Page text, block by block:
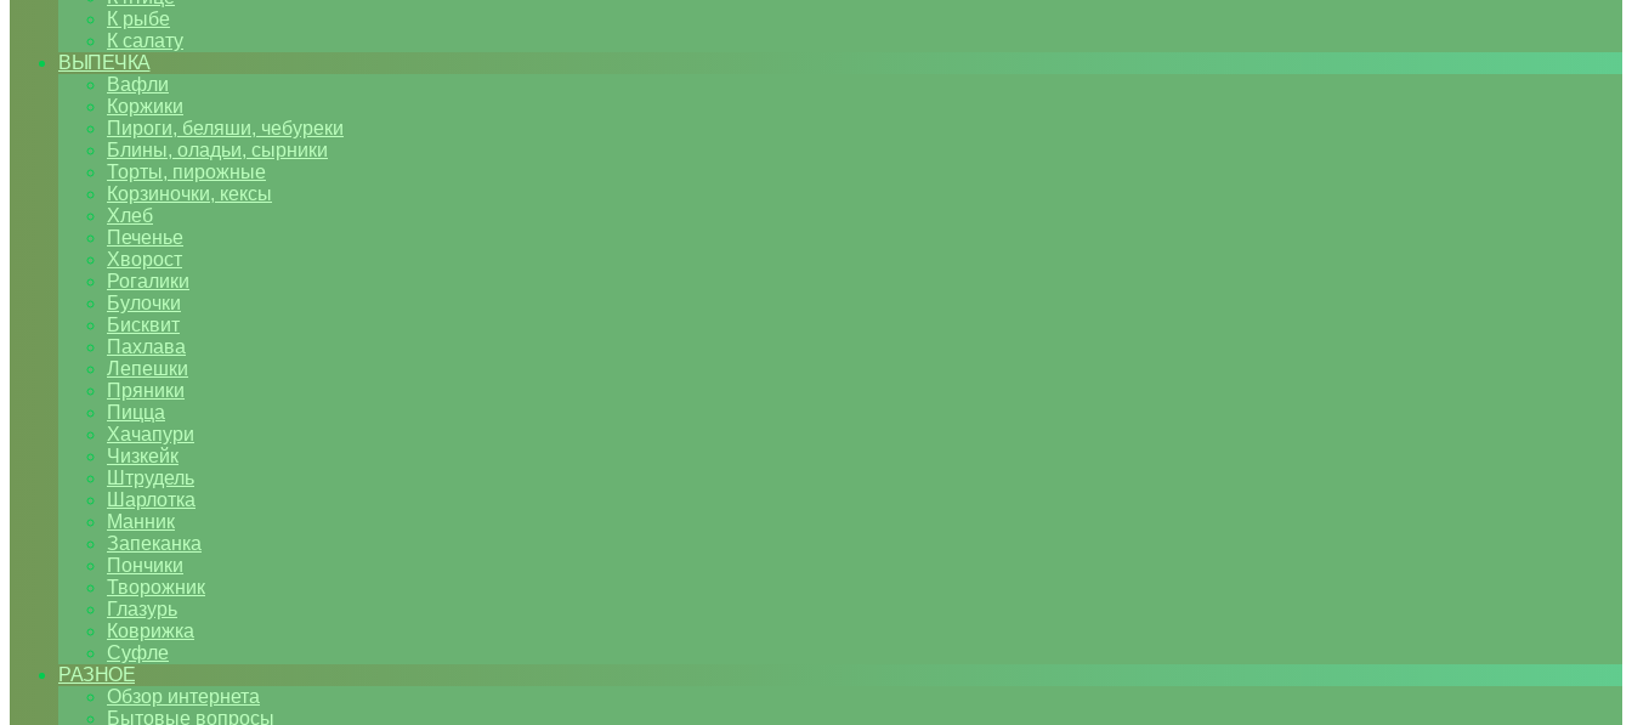
К рыбе
К салату
ВЫПЕЧКА
Вафли
Коржики
Пироги, беляши, чебуреки
Блины, оладьи, сырники
Торты, пирожные
Корзиночки, кексы
Хлеб
Печенье
Хворост
Рогалики
Булочки
Бисквит
Пахлава
Лепешки
Пряники
Пицца
Хачапури
Чизкейк
Штрудель
Шарлотка
Манник
Запеканка
Пончики
Творожник
Глазурь
Коврижка
Суфле
РАЗНОЕ
Обзор интернета
Бытовые вопросы